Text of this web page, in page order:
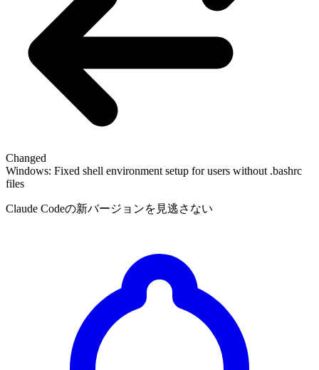
Changed
Windows: Fixed shell environment setup for users without .bashrc
files
Claude Codeの新バージョンを見逃さない